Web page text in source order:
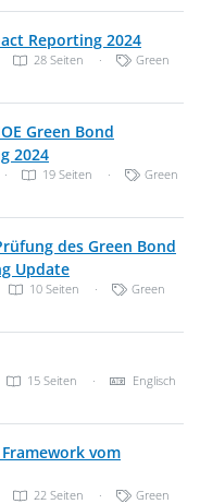
Reporting 2024PDF, 1
28 Seiten · Kategorien:
Green
Green Bond
2024PDF, 539 KB
· 19 Seiten ·
Green
des Green Bond
UpdatePDF, 342 KB
10 Seiten · Kategorien:
Green
15 Seiten · Sprache
Englisch
vom
22 Seiten · Kategorien:
Green